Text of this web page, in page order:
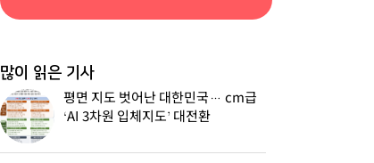
많이 읽은 기사
평면 지도 벗어난 대한민국… cm급
‘AI 3차원 입체지도’ 대전환